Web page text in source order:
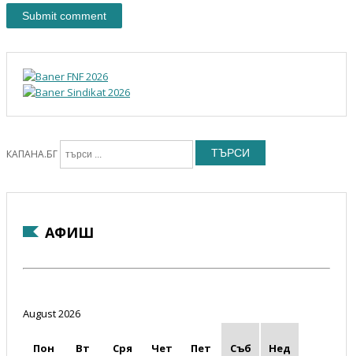
КАПАНА.БГ ТЪРСИ
АФИШ
August 2026
Пон Вт Сря Чет Пет Съб
Нед